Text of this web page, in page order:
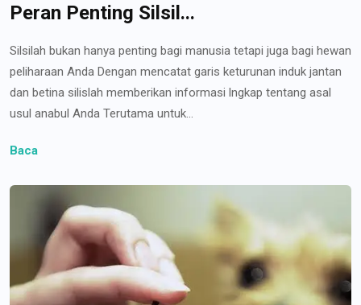
Peran Penting Silsil...
Silsilah bukan hanya penting bagi manusia tetapi juga bagi hewan
peliharaan Anda Dengan mencatat garis keturunan induk jantan
dan betina silislah memberikan informasi lngkap tentang asal
usul anabul Anda Terutama untuk...
Baca